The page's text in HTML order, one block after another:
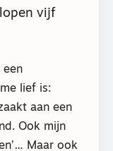
vijf
een
lief is:
aan een
Ook mijn
Maar ook